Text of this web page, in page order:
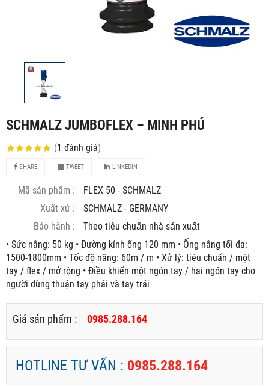
SCHMALZ JUMBOFLEX – MINH PHÚ
(1 đánh giá)
SHARE TWEET LINKEDIN
Mã sản phẩm :
FLEX 50 - SCHMALZ
Xuất xứ :
SCHMALZ - GERMANY
Bảo hành :
Theo tiêu chuẩn nhà sản xuất
• Sức nâng: 50 kg • Đường kính ống 120 mm • Ống nâng tối đa:
1500-1800mm • Tốc độ nâng: 60m / m • Xử lý: tiêu chuẩn / một
tay / flex / mở rộng • Điều khiển một ngón tay / hai ngón tay cho
người dùng thuận tay phải và tay trái
Giá sản phẩm : 0985.288.164
HOTLINE TƯ VẤN : 0985.288.164